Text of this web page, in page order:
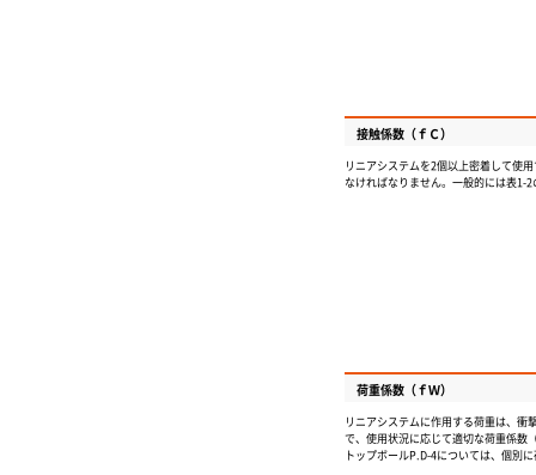
接触係数（ｆ Ｃ ）
リニアシステムを2個以上密着して使
なければなりません。一般的には表1-
荷重係数（ｆ Ｗ）
リニアシステムに作用する荷重は、衝
で、使用状況に応じて適切な荷重係数
トップボールP.D-4については、個別